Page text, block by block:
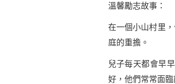
溫馨勵志故事：
在一個小山村里
庭的重擔。
兒子每天都會早
好，他們常常面臨